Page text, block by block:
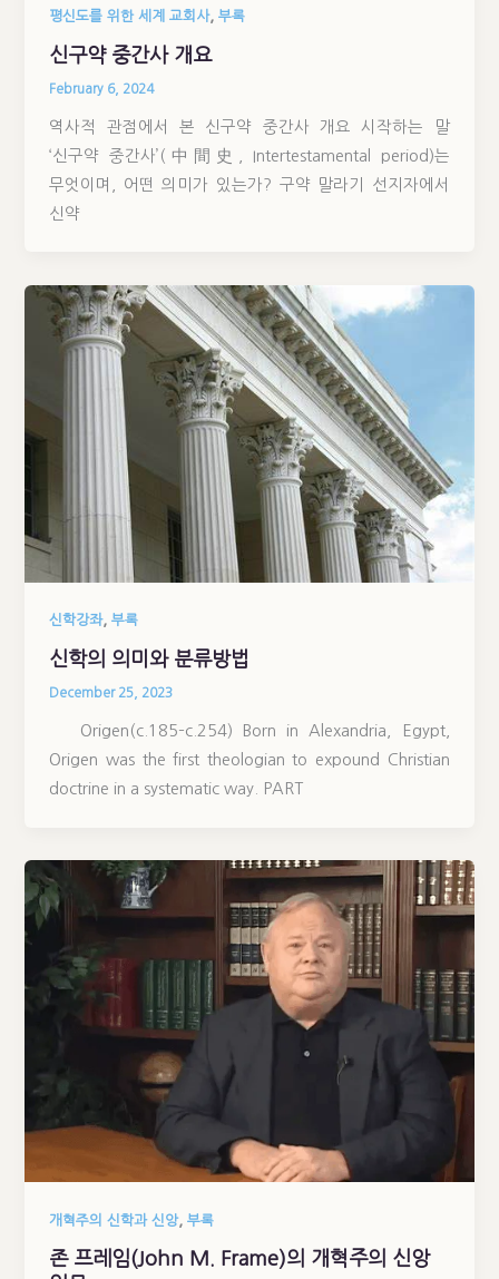
평신도를 위한 세계 교회사,부록
신구약 중간사 개요
February 6, 2024
역사적 관점에서 본 신구약 중간사 개요 시작하는 말
‘신구약 중간사’(中間史, Intertestamental period)는
무엇이며, 어떤 의미가 있는가? 구약 말라기 선지자에서
신약
신학강좌,부록
신학의 의미와 분류방법
December 25, 2023
Origen(c.185–c.254) Born in Alexandria, Egypt,
Origen was the first theologian to expound Christian
doctrine in a systematic way. PART
개혁주의 신학과 신앙,부록
존 프레임(John M. Frame)의 개혁주의 신앙